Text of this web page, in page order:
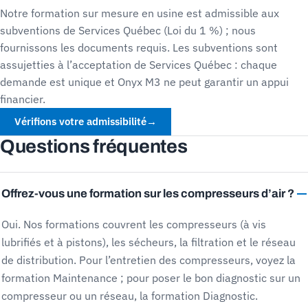
Notre formation sur mesure en usine est admissible aux
subventions de Services Québec (Loi du 1 %) ; nous
fournissons les documents requis. Les subventions sont
assujetties à l’acceptation de Services Québec : chaque
demande est unique et Onyx M3 ne peut garantir un appui
financier.
Vérifions votre admissibilité→
Questions fréquentes
Offrez-vous une formation sur les compresseurs d’air ?
Oui. Nos formations couvrent les compresseurs (à vis
lubrifiés et à pistons), les sécheurs, la filtration et le réseau
de distribution. Pour l’entretien des compresseurs, voyez la
formation Maintenance ; pour poser le bon diagnostic sur un
compresseur ou un réseau, la formation Diagnostic.